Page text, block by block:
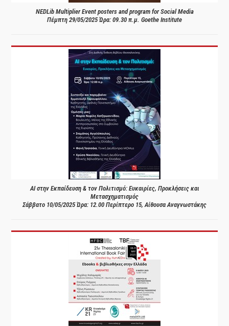
NEDLib Multiplier Event posters and program for Social Media
Πέμπτη 29/05/2025 Ώρα: 09.30 π.μ. Goethe Institute
AI στην Εκπαίδευση & τον Πολιτισμό: Ευκαιρίες, Προκλήσεις και
Μετασχηματισμός
Σάββατο 10/05/2025 Ώρα: 12.00 Περίπτερο 15, Αίθουσα Αναγνωστάκης